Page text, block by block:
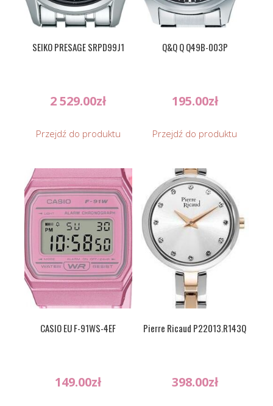
SEIKO PRESAGE SRPD99J1
2 529.00zł
Przejdź do produktu
Q&Q Q Q49B-003P
195.00zł
Przejdź do produktu
CASIO EU F-91WS-4EF
149.00zł
Pierre Ricaud P22013.R143Q
398.00zł